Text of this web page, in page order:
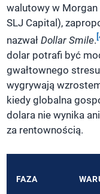
walutowy w Morgan
SLJ Capital),
nazwałDollar Smile.
dolar potrafi być
gwałtownego
wygrywają
kiedy globalna
dolara nie wynika
za rentownością.
FAZA